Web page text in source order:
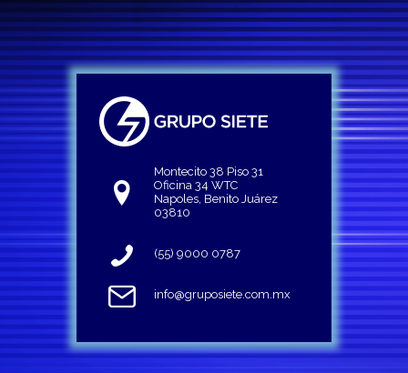
Montecito 38 Piso 31
Oficina 34 WTC
Napoles, Benito Juárez
03810
(55) 9000 0787
info@gruposiete.com.mx